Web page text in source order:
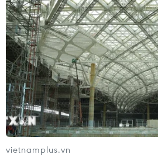
vietnamplus.vn